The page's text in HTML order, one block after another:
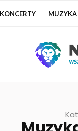
KONCERTY MUZYKA